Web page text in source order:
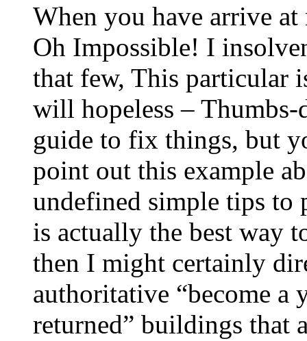
When you have arrive at
Oh Impossible! I
that few, This particular
will hopeless –
guide to fix things, but
point out this example
undefined simple tips to
is actually the best way
then I might certainly
authoritative “become a
returned” buildings that